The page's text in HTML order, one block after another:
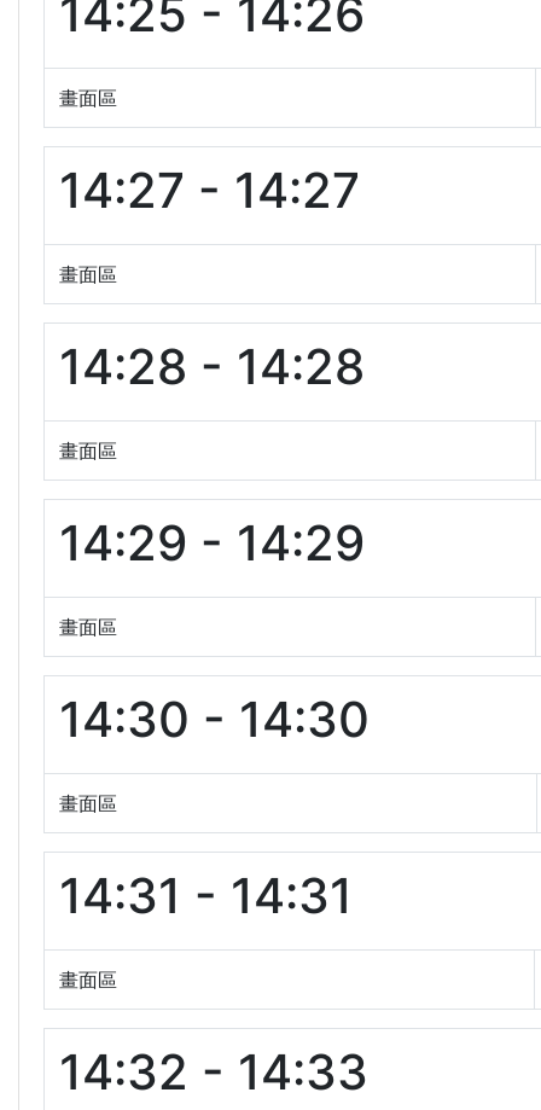
14:25 - 14:26
畫面區
14:27 - 14:27
畫面區
14:28 - 14:28
畫面區
14:29 - 14:29
畫面區
14:30 - 14:30
畫面區
14:31 - 14:31
畫面區
14:32 - 14:33